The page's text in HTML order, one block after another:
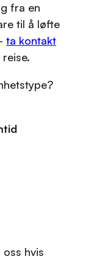
fra en
til å løfte
ta kontakt
hvis